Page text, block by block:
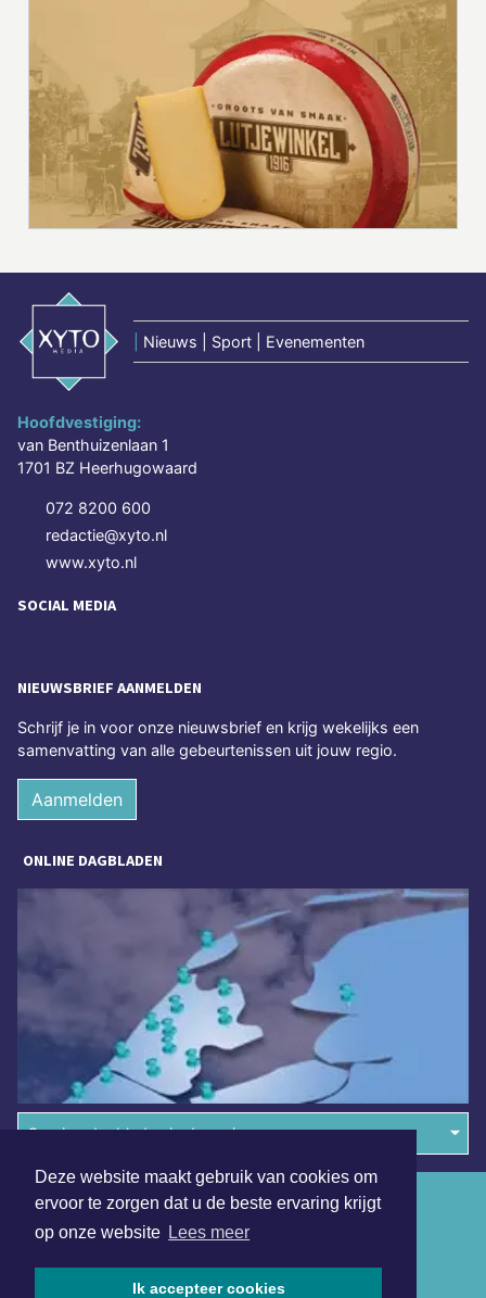
Deze website maakt gebruik van cookies om
ervoor te zorgen dat u de beste ervaring krijgt
op onze website Lees meer
Ik accepteer cookies
Nieuws | Sport | Evenementen
Hoofdvestiging:
van Benthuizenlaan 1
1701 BZ Heerhugowaard
072 8200 600
redactie@xyto.nl
www.xyto.nl
SOCIAL MEDIA
NIEUWSBRIEF AANMELDEN
Schrijf je in voor onze nieuwsbrief en krijg wekelijks een
samenvatting van alle gebeurtenissen uit jouw regio.
Aanmelden
ONLINE DAGBLADEN
Overige dagbladen in de regio
Algemene voorwaarden
Disclaimer